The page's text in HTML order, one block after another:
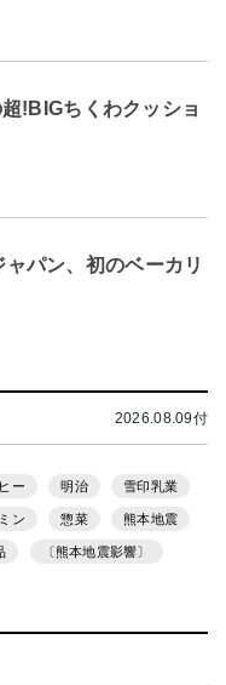
!BIGちくわクッショ
ャパン、初のベーカリ
2026.08.09付
ー 明治 雪印乳業
ン 惣菜 熊本地震
〔熊本地震影響〕